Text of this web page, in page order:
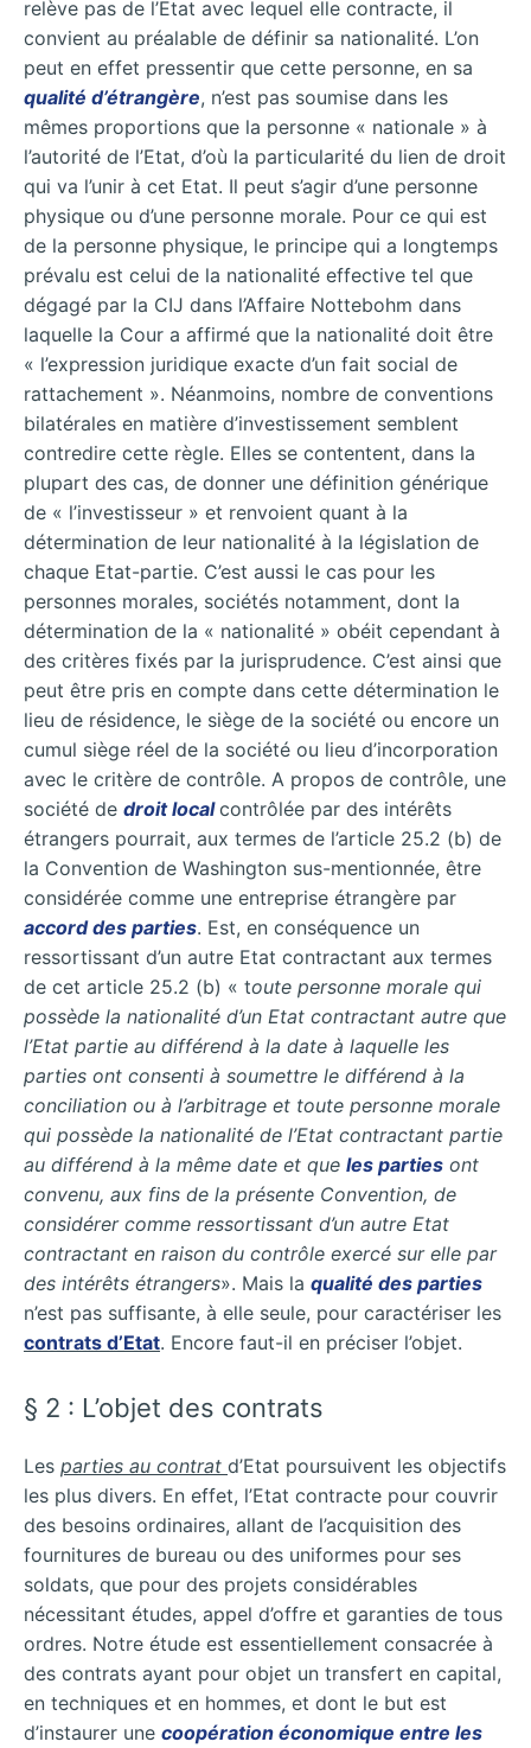
relève pas de l’Etat avec lequel elle contracte, il
convient au préalable de définir sa nationalité. L’on
peut en effet pressentir que cette personne, en sa
qualité d’étrangère, n’est pas soumise dans les
mêmes proportions que la personne « nationale » à
l’autorité de l’Etat, d’où la particularité du lien de droit
qui va l’unir à cet Etat. Il peut s’agir d’une personne
physique ou d’une personne morale. Pour ce qui est
de la personne physique, le principe qui a longtemps
prévalu est celui de la nationalité effective tel que
dégagé par la CIJ dans l’Affaire Nottebohm dans
laquelle la Cour a affirmé que la nationalité doit être
« l’expression juridique exacte d’un fait social de
rattachement ». Néanmoins, nombre de conventions
bilatérales en matière d’investissement semblent
contredire cette règle. Elles se contentent, dans la
plupart des cas, de donner une définition générique
de « l’investisseur » et renvoient quant à la
détermination de leur nationalité à la législation de
chaque Etat-partie. C’est aussi le cas pour les
personnes morales, sociétés notamment, dont la
détermination de la « nationalité » obéit cependant à
des critères fixés par la jurisprudence. C’est ainsi que
peut être pris en compte dans cette détermination le
lieu de résidence, le siège de la société ou encore un
cumul siège réel de la société ou lieu d’incorporation
avec le critère de contrôle. A propos de contrôle, une
société de droit local contrôlée par des intérêts
étrangers pourrait, aux termes de l’article 25.2 (b) de
la Convention de Washington sus-mentionnée, être
considérée comme une entreprise étrangère par
accord des parties. Est, en conséquence un
ressortissant d’un autre Etat contractant aux termes
de cet article 25.2 (b) « toute personne morale qui
possède la nationalité d’un Etat contractant autre que
l’Etat partie au différend à la date à laquelle les
parties ont consenti à soumettre le différend à la
conciliation ou à l’arbitrage et toute personne morale
qui possède la nationalité de l’Etat contractant partie
au différend à la même date et que les parties ont
convenu, aux fins de la présente Convention, de
considérer comme ressortissant d’un autre Etat
contractant en raison du contrôle exercé sur elle par
des intérêts étrangers». Mais la qualité des parties
n’est pas suffisante, à elle seule, pour caractériser les
contrats d’Etat. Encore faut-il en préciser l’objet.
§ 2 : L’objet des contrats
Les parties au contrat d’Etat poursuivent les objectifs
les plus divers. En effet, l’Etat contracte pour couvrir
des besoins ordinaires, allant de l’acquisition des
fournitures de bureau ou des uniformes pour ses
soldats, que pour des projets considérables
nécessitant études, appel d’offre et garanties de tous
ordres. Notre étude est essentiellement consacrée à
des contrats ayant pour objet un transfert en capital,
en techniques et en hommes, et dont le but est
d’instaurer une coopération économique entre les